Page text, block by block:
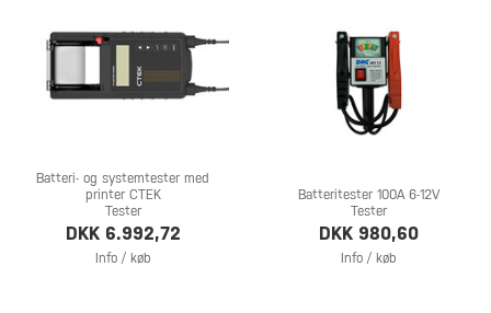
Batteri- og systemtester med
printer CTEK
Tester
DKK 6.992,72
Info / køb
Batteritester 100A 6-12V
Tester
DKK 980,60
Info / køb